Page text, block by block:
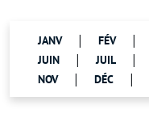
JANV | FÉV |
JUIN | JUIL |
NOV | DÉC |